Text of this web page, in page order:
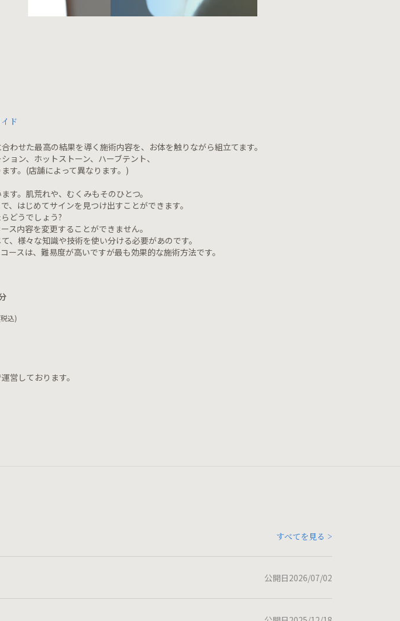
ド
わせた最高の結果を導く施術内容を、お体を触りながら組立てます。
ョン、ホットストーン、ハーブテント、
す。(店舗によって異なります。)
す。肌荒れや、むくみもそのひとつ。
、はじめてサインを見つけ出すことができます。
どうでしょう?
ス内容を変更することができません。
、様々な知識や技術を使い分ける必要があのです。
ースは、難易度が高いですが最も効果的な施術方法です。
込)
営しております。
すべてを見る >
公開日2026/07/02